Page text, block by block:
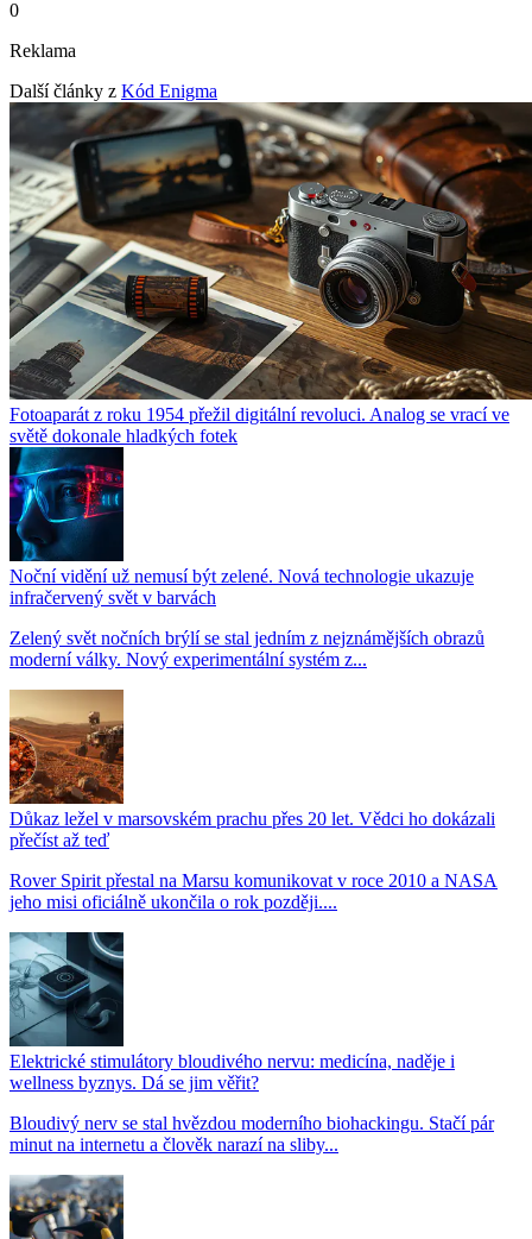
0
Reklama
Další články z Kód Enigma
Fotoaparát z roku 1954 přežil digitální revoluci. Analog se vrací ve
světě dokonale hladkých fotek
Noční vidění už nemusí být zelené. Nová technologie ukazuje
infračervený svět v barvách
Zelený svět nočních brýlí se stal jedním z nejznámějších obrazů
moderní války. Nový experimentální systém z...
Důkaz ležel v marsovském prachu přes 20 let. Vědci ho dokázali
přečíst až teď
Rover Spirit přestal na Marsu komunikovat v roce 2010 a NASA
jeho misi oficiálně ukončila o rok později....
Elektrické stimulátory bloudivého nervu: medicína, naděje i
wellness byznys. Dá se jim věřit?
Bloudivý nerv se stal hvězdou moderního biohackingu. Stačí pár
minut na internetu a člověk narazí na sliby...